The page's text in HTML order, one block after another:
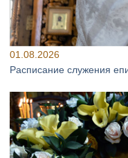
01.08.2026
Расписание служения